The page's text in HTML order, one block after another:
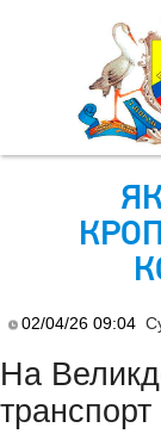
02/04/26 09:04
На